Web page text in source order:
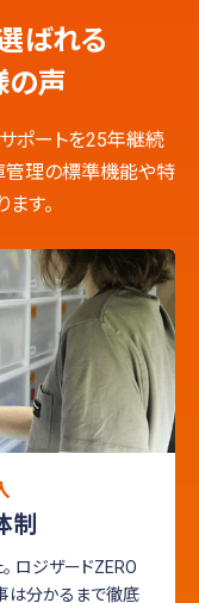
ばれる
の声
ポートを25年継続
管理の標準機能や特
す。
制
ロジザードZERO
は分かるまで徹底